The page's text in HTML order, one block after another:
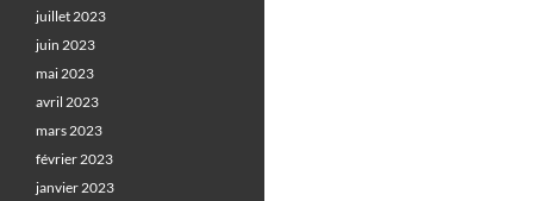
juillet 2023
juin 2023
mai 2023
avril 2023
mars 2023
février 2023
janvier 2023